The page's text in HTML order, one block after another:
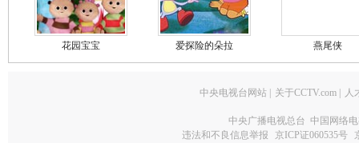
花园宝宝 爱探险的朵拉 燕尾侠
中央电视台网站 关于CCTV.com 人
中央广播电视总台 中国网络
违法和不良信息举报
京ICP证060535号